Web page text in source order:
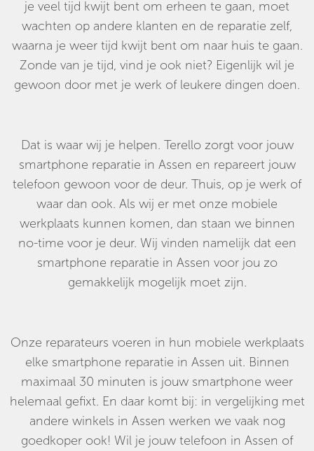
je veel tijd kwijt bent om erheen te gaan, moet
wachten op andere klanten en de reparatie zelf,
waarna je weer tijd kwijt bent om naar huis te gaan.
Zonde van je tijd, vind je ook niet? Eigenlijk wil je
gewoon door met je werk of leukere dingen doen.
Dat is waar wij je helpen. Terello zorgt voor jouw
smartphone reparatie in Assen en repareert jouw
telefoon gewoon voor de deur. Thuis, op je werk of
waar dan ook. Als wij er met onze mobiele
werkplaats kunnen komen, dan staan we binnen
no-time voor je deur. Wij vinden namelijk dat een
smartphone reparatie in Assen voor jou zo
gemakkelijk mogelijk moet zijn.
Onze reparateurs voeren in hun mobiele werkplaats
elke smartphone reparatie in Assen uit. Binnen
maximaal 30 minuten is jouw smartphone weer
helemaal gefixt. En daar komt bij: in vergelijking met
andere winkels in Assen werken we vaak nog
goedkoper ook! Wil je jouw telefoon in Assen of